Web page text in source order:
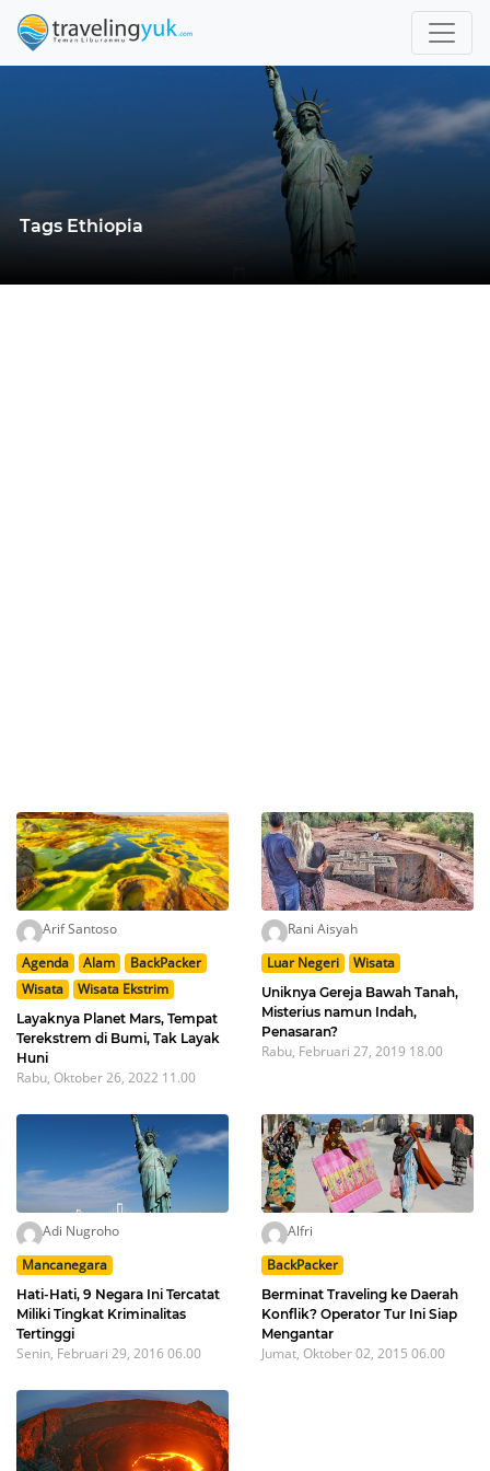
Tags Ethiopia
Arif Santoso
Agenda
Alam
BackPacker
Wisata
Wisata Ekstrim
Layaknya Planet Mars, Tempat
Terekstrem di Bumi, Tak Layak
Huni
Rabu, Oktober 26, 2022 11.00
Rani Aisyah
Luar Negeri
Wisata
Uniknya Gereja Bawah Tanah,
Misterius namun Indah,
Penasaran?
Rabu, Februari 27, 2019 18.00
Adi Nugroho
Mancanegara
Hati-Hati, 9 Negara Ini Tercatat
Miliki Tingkat Kriminalitas
Tertinggi
Senin, Februari 29, 2016 06.00
Alfri
BackPacker
Berminat Traveling ke Daerah
Konflik? Operator Tur Ini Siap
Mengantar
Jumat, Oktober 02, 2015 06.00